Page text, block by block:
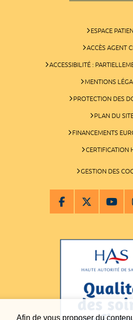
Afin de vous proposer du
ESPACE
ACCÈS AGENT
ACCESSIBILITÉ :
MENTIONS
PROTECTION DES
PLAN DU
FINANCEMENTS
CERTIFICATION
GESTION DES